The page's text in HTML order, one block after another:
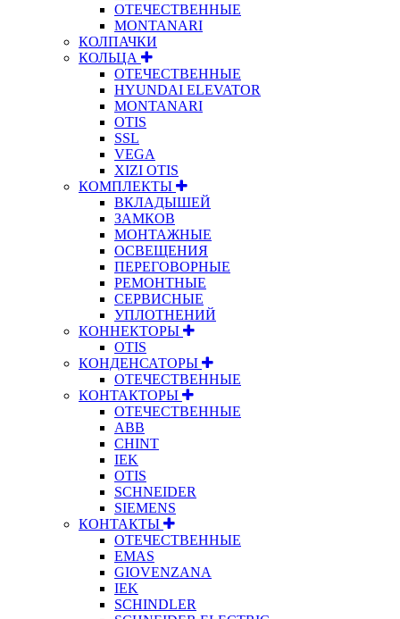
ОТЕЧЕСТВЕННЫЕ
MONTANARI
КОЛПАЧКИ
КОЛЬЦА
ОТЕЧЕСТВЕННЫЕ
HYUNDAI ELEVATOR
MONTANARI
OTIS
SSL
VEGA
XIZI OTIS
КОМПЛЕКТЫ
ВКЛАДЫШЕЙ
ЗАМКОВ
МОНТАЖНЫЕ
ОСВЕЩЕНИЯ
ПЕРЕГОВОРНЫЕ
РЕМОНТНЫЕ
СЕРВИСНЫЕ
УПЛОТНЕНИЙ
КОННЕКТОРЫ
OTIS
КОНДЕНСАТОРЫ
ОТЕЧЕСТВЕННЫЕ
КОНТАКТОРЫ
ОТЕЧЕСТВЕННЫЕ
ABB
CHINT
IEK
OTIS
SCHNEIDER
SIEMENS
КОНТАКТЫ
ОТЕЧЕСТВЕННЫЕ
EMAS
GIOVENZANA
IEK
SCHINDLER